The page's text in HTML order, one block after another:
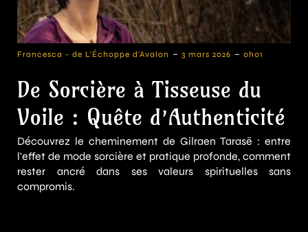
Francesca - de L'Échoppe d'Avalon - 3 mars 2026 - 0h01
De Sorcière à Tisseuse du
Voile : Quête d’Authenticité
Découvrez le cheminement de Gilraen Tarasë : entre
l'effet de mode sorcière et pratique profonde, comment
rester ancré dans ses valeurs spirituelles sans
compromis.